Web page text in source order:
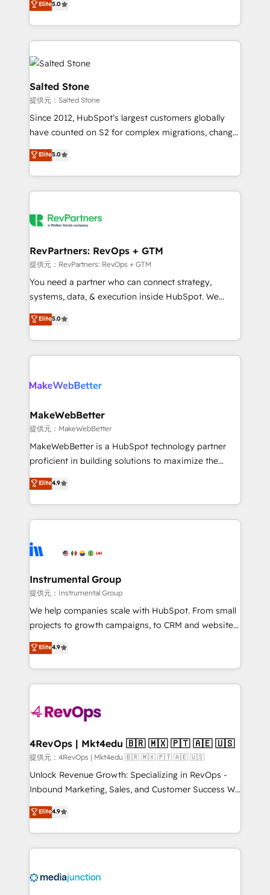
Partner. 🚀 With 2,750+ HubSpot projects delivered
and 370+ specialists across EMEA, APAC and NAM,
we de-risk complex CRM programmes and
accelerate ROI across every HubSpot Hub. 🧭 From
multi-region migrations to AI-powered automation,
we turn complexity into clarity, human at global
scale. 🏆 HubSpot’s CEO called us “the partner of the
future.” Others agree it is proof of trust built through
measurable impact.
Elite5.0
Salted Stone
提供元：Salted Stone
Since 2012, HubSpot’s largest customers globally
have counted on S2 for complex migrations, change
management, systems integration, and creative
solutions that deliver measurable impact and
transform brand experiences As one of the few full-
service creative agencies in the HubSpot
winning design to build scalable, globally
marketing campaigns, & RevOps frameworks that
fuel long-term success We connect the entire
customer lifecycle through seamless integrations,
ensure long-term adoption with change-
and service to drive sustainable growth With 6 key
HubSpot accreditations and experience across
Elite5.0
RevPartners: RevOps + GTM
提供元：RevPartners: RevOps + GTM
You need a partner who can connect strategy,
systems, data, & execution inside HubSpot. We
bridge the gap where most agencies fall short by
combining GTM strategy with technical execution to
solve the right problem with the right solution. As the
only firm in the world to hold Elite Partner
clients gain a unique advantage in CRM architecture,
market execution. Why B2B Businesses Choose RP: -
Secure: Soc2 compliant 🛡️ - Pricing: Implementations
starting at $1,5k 💵 - Speed: Launch in 14 days ⚡ -
Global: 75+ RPers across five continents 🌐 - Scale:
HubSpot Partner 🪴 - Sales Hub: More
implementations than any other Partner 💻 -
agency for an Ops problem. Don't hire a technical
agency for a growth problem. Hire a partner built to
Elite5.0
MakeWebBetter
提供元：MakeWebBetter
MakeWebBetter is a HubSpot technology partner
proficient in building solutions to maximize the
operational efficiency of HubSpot. The fastest-
growing tech-enabler & facilitator, MakeWebBetter,
hands you the blend of HubSpot expertise &
eminent solutions & integrations. Trust us to
Elite Partners with 10+ years of HubSpot experience
Premier Partner 2023 🌟5 HubSpot Accreditations 🌟
Won HubSpot Theme Challenge 2021 🌟INBOUND’19
HubSpot Rising Star Why us? Harnessing the full
potential of the powerful HubSpot CRM. ✔️A team of
HubSpot experience ✔️Flexible pricing models —
Hourly-fee (assigned one Dedicated HubSpot
requirement). ✔️Helped over 25,000+ customers so
far with our HubSpot solutions. ✔️Bespoke apps &
on-demand bundle services. Connect with us today!
Elite4.9
Instrumental Group
提供元：Instrumental Group
We help companies scale with HubSpot. From small
projects to growth campaigns, to CRM and websites.
Hire an agency that's experienced in every inch of
HubSpot and willing to work hand-in-hand with your
team to simplify the complex and build a better
experience for your team and customers.
Elite4.9
4RevOps | Mkt4edu 🇧🇷 🇲🇽 🇵🇹 🇦🇪 🇺🇸
提供元：4RevOps | Mkt4edu 🇧🇷 🇲🇽 🇵🇹 🇦🇪 🇺🇸
Unlock Revenue Growth: Specializing in RevOps -
Inbound Marketing, Sales, and Customer Success We
specialize in driving revenue growth for companies
across industries through tailored marketing, sales,
and customer success strategies, utilizing RevOps
methodologies. As Latin America's largest HubSpot
offer unparalleled insights. Operating in five
Elite4.9